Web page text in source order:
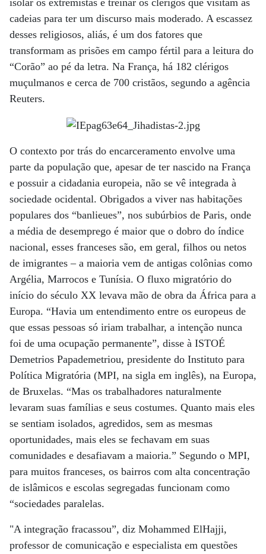
isolar os extremistas e treinar os clérigos que visitam as
cadeias para ter um discurso mais moderado. A escassez
desses religiosos, aliás, é um dos fatores que
transformam as prisões em campo fértil para a leitura do
“Corão” ao pé da letra. Na França, há 182 clérigos
muçulmanos e cerca de 700 cristãos, segundo a agência
Reuters.
O contexto por trás do encarceramento envolve uma
parte da população que, apesar de ter nascido na França
e possuir a cidadania europeia, não se vê integrada à
sociedade ocidental. Obrigados a viver nas habitações
populares dos “banlieues”, nos subúrbios de Paris, onde
a média de desemprego é maior que o dobro do índice
nacional, esses franceses são, em geral, filhos ou netos
de imigrantes – a maioria vem de antigas colônias como
Argélia, Marrocos e Tunísia. O fluxo migratório do
início do século XX levava mão de obra da África para a
Europa. “Havia um entendimento entre os europeus de
que essas pessoas só iriam trabalhar, a intenção nunca
foi de uma ocupação permanente”, disse à ISTOÉ
Demetrios Papademetriou, presidente do Instituto para
Política Migratória (MPI, na sigla em inglês), na Europa,
de Bruxelas. “Mas os trabalhadores naturalmente
levaram suas famílias e seus costumes. Quanto mais eles
se sentiam isolados, agredidos, sem as mesmas
oportunidades, mais eles se fechavam em suas
comunidades e desafiavam a maioria.” Segundo o MPI,
para muitos franceses, os bairros com alta concentração
de islâmicos e escolas segregadas funcionam como
“sociedades paralelas.
"A integração fracassou”, diz Mohammed ElHajji,
professor de comunicação e especialista em questões